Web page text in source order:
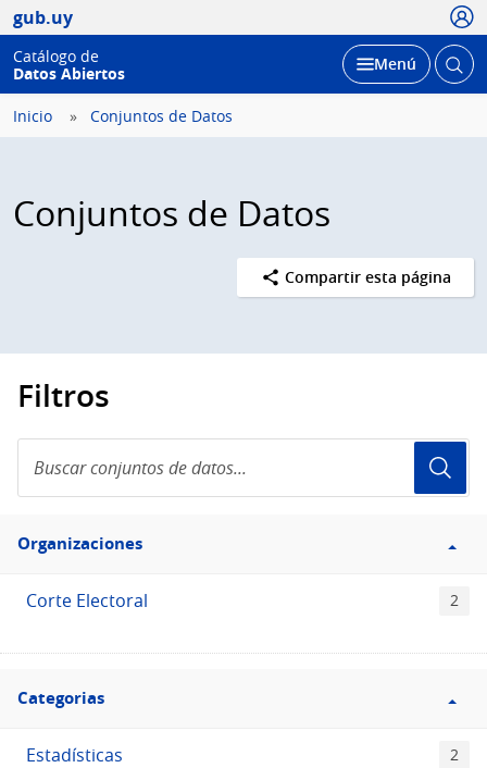
gub.uy
Catálogo de
Datos Abiertos
Desplegar
Menú Abrir
Inicio Conjuntos de Datos
Conjuntos de Datos
Compartir esta página
Filtros
conjuntos
de
Filtro
Organizaciones
Organizaciones
Corte Electoral 2
Filtro
Categorias
Categorias
Estadísticas 2